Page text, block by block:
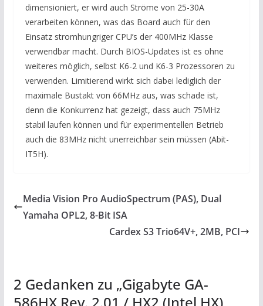
dimensioniert, er wird auch Ströme von 25-30A
verarbeiten können, was das Board auch für den
Einsatz stromhungriger CPU’s der 400MHz Klasse
verwendbar macht. Durch BIOS-Updates ist es ohne
weiteres möglich, selbst K6-2 und K6-3 Prozessoren zu
verwenden. Limitierend wirkt sich dabei lediglich der
maximale Bustakt von 66MHz aus, was schade ist,
denn die Konkurrenz hat gezeigt, dass auch 75MHz
stabil laufen können und für experimentellen Betrieb
auch die 83MHz nicht unerreichbar sein müssen (Abit-
IT5H).
Media Vision Pro AudioSpectrum (PAS), Dual
Yamaha OPL2, 8-Bit ISA
Cardex S3 Trio64V+, 2MB, PCI
2 Gedanken zu „Gigabyte GA-
586HX Rev. 2.01 / HX2 (Intel HX)